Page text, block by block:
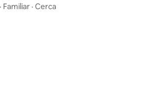
5.0 de 5; 4 evaluaciones
· Familiar · Cerca